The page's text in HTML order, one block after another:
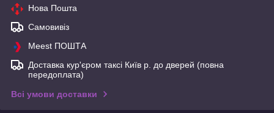
Нова Пошта
Самовивіз
Meest ПОШТА
Доставка кур'єром таксі Київ р. до дверей (повна
передоплата)
Всі умови доставки